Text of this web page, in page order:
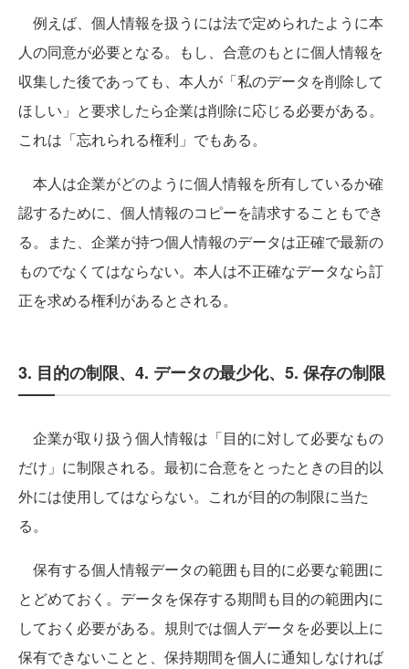
例えば、個人情報を扱うには法で定められたように本
人の同意が必要となる。もし、合意のもとに個人情報を
収集した後であっても、本人が「私のデータを削除して
ほしい」と要求したら企業は削除に応じる必要がある。
これは「忘れられる権利」でもある。
本人は企業がどのように個人情報を所有しているか確
認するために、個人情報のコピーを請求することもでき
る。また、企業が持つ個人情報のデータは正確で最新の
ものでなくてはならない。本人は不正確なデータなら訂
正を求める権利があるとされる。
3. 目的の制限、4. データの最少化、5. 保存の制限
企業が取り扱う個人情報は「目的に対して必要なもの
だけ」に制限される。最初に合意をとったときの目的以
外には使用してはならない。これが目的の制限に当た
る。
保有する個人情報データの範囲も目的に必要な範囲に
とどめておく。データを保存する期間も目的の範囲内に
しておく必要がある。規則では個人データを必要以上に
保有できないことと、保持期間を個人に通知しなければ